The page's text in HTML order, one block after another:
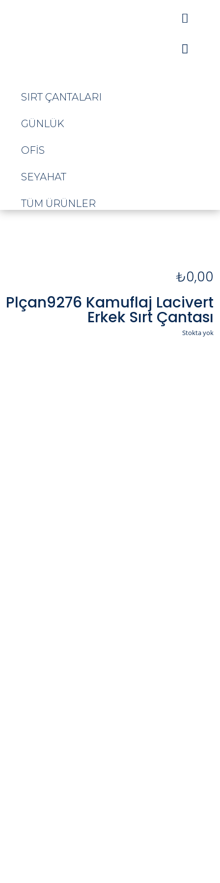


SIRT ÇANTALARI
GÜNLÜK
OFIS
SEYAHAT
TÜM ÜRÜNLER
₺0,00
Plçan9276 Kamuflaj Lacivert
Erkek Sırt Çantası
Stokta yok